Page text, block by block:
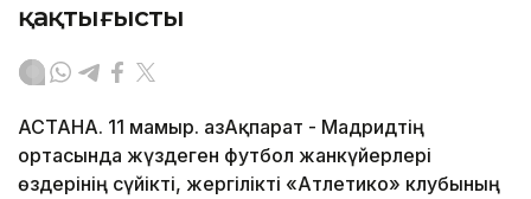
қақтығысты
АСТАНА. 11 мамыр. ҚазАқпарат - Мадридтің
ортасында жүздеген футбол жанкүйерлері
өздерінің сүйікті, жергілікті «Атлетико» клубының